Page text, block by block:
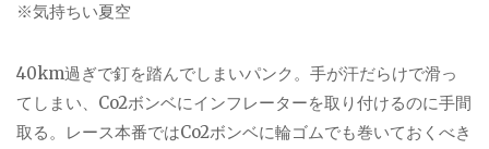
※気持ちい夏空
40km過ぎで釘を踏んでしまいパンク。手が汗だらけで滑っ
てしまい、 Co2ボンベにインフレーターを取り付けるのに手間
取る。レース本番ではCo2ボンベに輪ゴムでも巻いておくべき